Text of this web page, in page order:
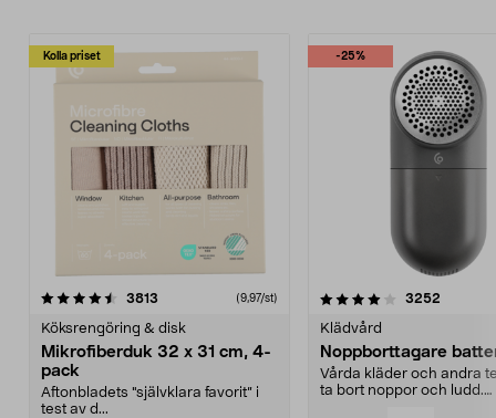
Kolla priset
3813 (9,97/st)
Köksrengöring & disk
Mikrofiberduk 32 x 31 cm, 4-
pack
Aftonbladets "självklara favorit” i
test av d...
-25%
4.0av 5 stjärnor 3252
Klädvård
Noppborttagare
Vårda kläder och andra
ta bort noppor och ludd.
4.5av 5 stjärnor